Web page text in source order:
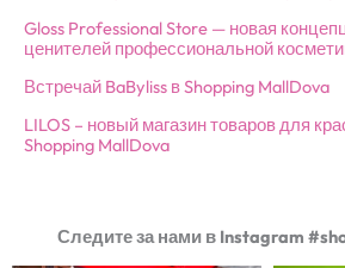
Gloss Professional Store — новая
ценителей профессиональной
Встречай BaByliss в Shopping MallDova
LILOS – новый магазин товаров для
Shopping MallDova
Следите за нами в Instagram